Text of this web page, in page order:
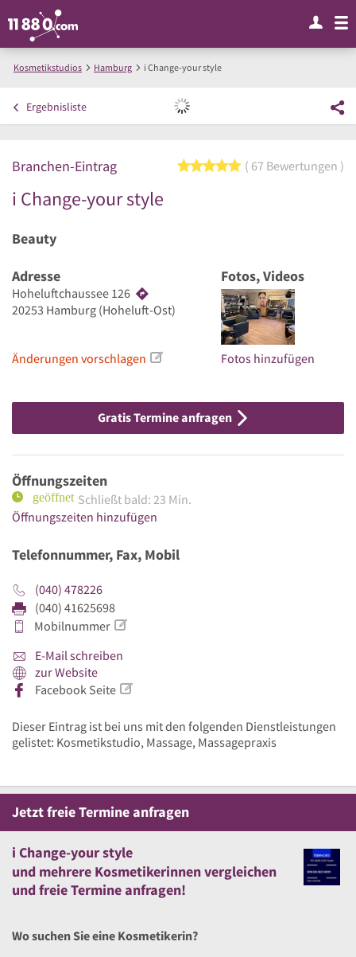
Kosmetikstudios Hamburg i Change-your style
Ergebnisliste
Branchen-Eintrag 5 von 5 Sternen
67 Bewertungen
i Change-your style
Beauty
Adresse
Hoheluftchaussee 126
20253 Hamburg (Hoheluft-Ost)
Änderungen vorschlagen
Fotos, Videos
Fotos hinzufügen
Gratis Termine anfragen
Öffnungszeiten
Schließt bald: 23 Min.
Öffnungszeiten hinzufügen
Telefonnummer, Fax, Mobil
(040) 478226
(040) 41625698
Mobilnummer
E-Mail schreiben
zur Website
Facebook Seite
Dieser Eintrag ist bei uns mit den folgenden Dienstleistungen
gelistet: Kosmetikstudio, Massage, Massagepraxis
JetztfreieTermine anfragen
i Change-your style
und mehrere Kosmetikerinnen vergleichen
undfreieTermine anfragen!
Wo suchen Sie eine Kosmetikerin?